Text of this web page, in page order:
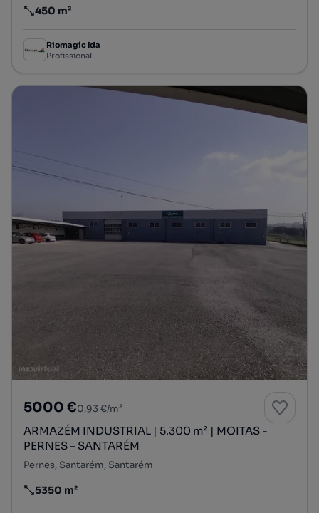
Preço por metro quadrado
450 m²
Riomagic lda
Profissional
5000 €0,93 €/m²
ARMAZÉM INDUSTRIAL | 5.300 m² | MOITAS -
PERNES – SANTARÉM
Pernes, Santarém, Santarém
Preço por metro quadrado
5350 m²